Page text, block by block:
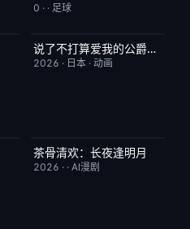
0 · · 足球
更新至第06集 3.0说了不打算爱我的公爵继承人，不知为何对我宠爱有加
2026 · 日本· 动画
完结 10.0
茶骨清欢：长夜逢明月
2026 · · AI漫剧